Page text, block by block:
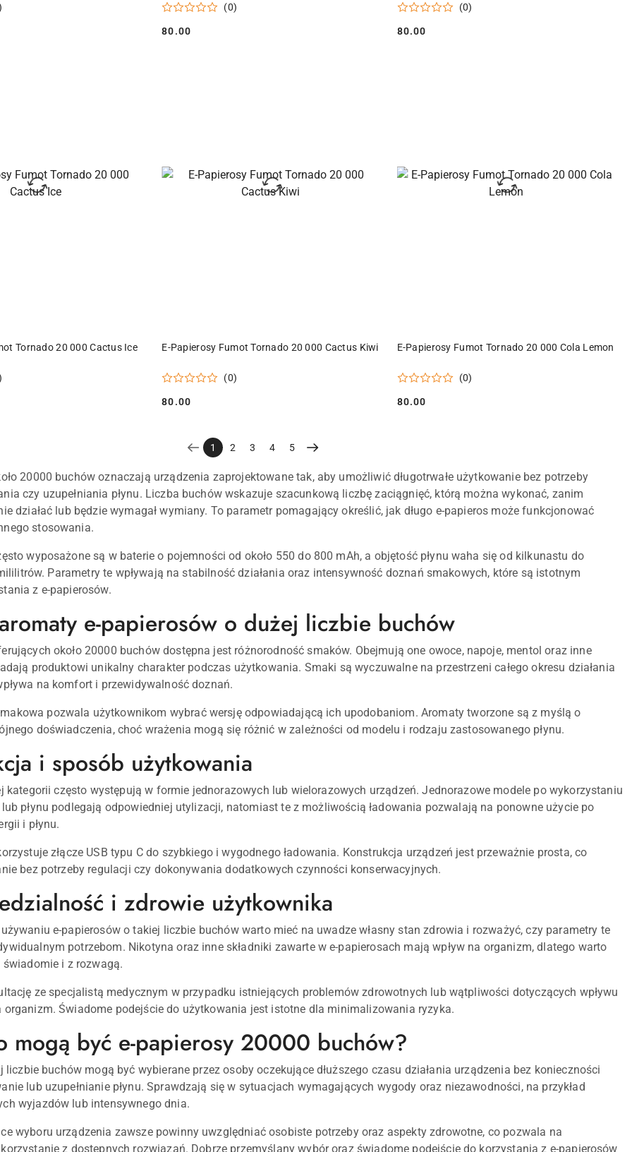
(0)
Cena:
80.00
(0)
Cena:
80.00
Tornado 20 000 Cactus Ice
DO KOSZYKA
E-Papierosy Fumot Tornado 20 000 Cactus Kiwi
(0)
Cena:
80.00
DO KOSZYKA
E-Papierosy Fumot Tornado 20 000 Cola Lemon
(0)
Cena:
80.00
DO KOSZYKA
1 2 3 4 5
20000 buchów oznaczają urządzenia zaprojektowane tak, aby umożliwić długotrwałe użytkowanie bez potrzeby
czy uzupełniania płynu. Liczba buchów wskazuje szacunkową liczbę zaciągnięć, którą można wykonać, zanim
działać lub będzie wymagał wymiany. To parametr pomagający określić, jak długo e-papieros może funkcjonować
stosowania.
wyposażone są w baterie o pojemności od około 550 do 800 mAh, a objętość płynu waha się od kilkunastu do
Parametry te wpływają na stabilność działania oraz intensywność doznań smakowych, które są istotnym
z e-papierosów.
e-papierosów o dużej liczbie buchów
około 20000 buchów dostępna jest różnorodność smaków. Obejmują one owoce, napoje, mentol oraz inne
produktowi unikalny charakter podczas użytkowania. Smaki są wyczuwalne na przestrzeni całego okresu działania
na komfort i przewidywalność doznań.
pozwala użytkownikom wybrać wersję odpowiadającą ich upodobaniom. Aromaty tworzone są z myślą o
doświadczenia, choć wrażenia mogą się różnić w zależności od modelu i rodzaju zastosowanego płynu.
i sposób użytkowania
kategorii często występują w formie jednorazowych lub wielorazowych urządzeń. Jednorazowe modele po wykorzystaniu
płynu podlegają odpowiedniej utylizacji, natomiast te z możliwością ładowania pozwalają na ponowne użycie po
i płynu.
złącze USB typu C do szybkiego i wygodnego ładowania. Konstrukcja urządzeń jest przeważnie prosta, co
bez potrzeby regulacji czy dokonywania dodatkowych czynności konserwacyjnych.
i zdrowie użytkownika
e-papierosów o takiej liczbie buchów warto mieć na uwadze własny stan zdrowia i rozważyć, czy parametry te
potrzebom. Nikotyna oraz inne składniki zawarte w e-papierosach mają wpływ na organizm, dlatego warto
i z rozwagą.
ze specjalistą medycznym w przypadku istniejących problemów zdrowotnych lub wątpliwości dotyczących wpływu
organizm. Świadome podejście do użytkowania jest istotne dla minimalizowania ryzyka.
mogą być e-papierosy 20000 buchów?
liczbie buchów mogą być wybierane przez osoby oczekujące dłuższego czasu działania urządzenia bez konieczności
lub uzupełnianie płynu. Sprawdzają się w sytuacjach wymagających wygody oraz niezawodności, na przykład
wyjazdów lub intensywnego dnia.
wyboru urządzenia zawsze powinny uwzględniać osobiste potrzeby oraz aspekty zdrowotne, co pozwala na
z dostępnych rozwiązań. Dobrze przemyślany wybór oraz świadome podejście do korzystania z e-papierosów